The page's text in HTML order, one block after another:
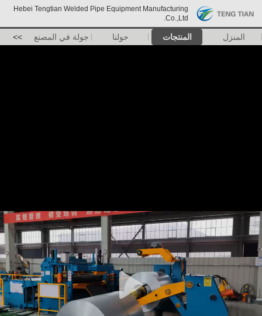
Hebei Tengtian Welded Pipe Equipment Manufacturing
Co.,Ltd.
المنزل المنتجات حولنا جولة في المصنع >>